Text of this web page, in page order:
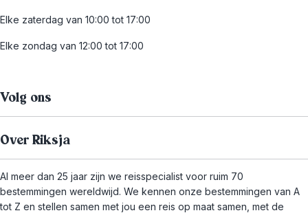
Elke zaterdag van 10:00 tot 17:00
Elke zondag van 12:00 tot 17:00
Volg ons
Over Riksja
Al meer dan 25 jaar zijn we reisspecialist voor ruim 70
bestemmingen wereldwijd. We kennen onze bestemmingen van A
tot Z en stellen samen met jou een reis op maat samen, met de